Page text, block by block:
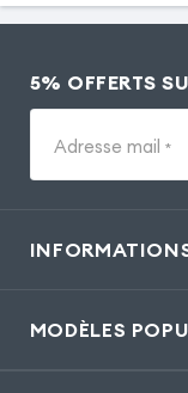
5% OFFERTS
Adresse mail *
MODÈLES